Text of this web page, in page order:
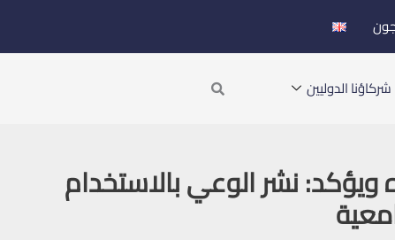
شركاؤنا الدوليين Search
ويؤكد: نشر الوعي بالاستخدام